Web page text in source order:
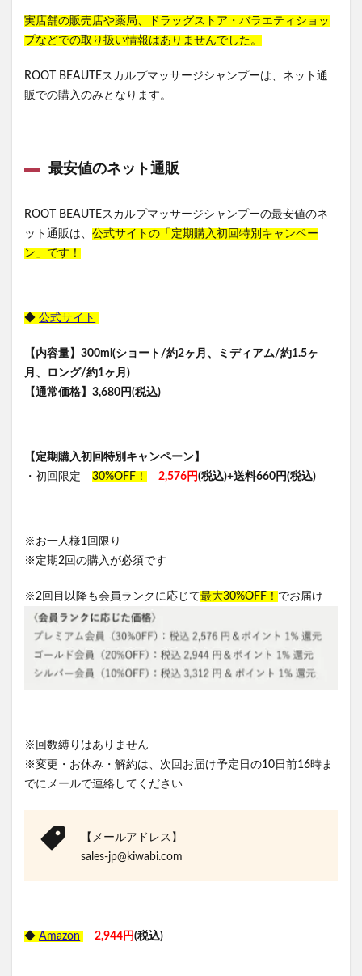
実店舗の販売店や薬局、ドラッグストア・バラエティショッ
プなどでの取り扱い情報はありませんでした。
ROOT BEAUTEスカルプマッサージシャンプーは、ネット通
販での購入のみとなります。
最安値のネット通販
ROOT BEAUTEスカルプマッサージシャンプーの最安値のネ
ット通販は、 公式サイトの「定期購入初回特別キャンペー
ン」です！
◆ 公式サイト
【内容量】300ml(ショート/約2ヶ月、ミディアム/約1.5ヶ
月、ロング/約1ヶ月)
【通常価格】3,680円(税込)
【定期購入初回特別キャンペーン】
・初回限定 30%OFF！ 2,576円(税込)+送料660円(税込)
※お一人様1回限り
※定期2回の購入が必須です
※2回目以降も会員ランクに応じて最大30%OFF！ でお届け
※回数縛りはありません
※変更・お休み・解約は、次回お届け予定日の10日前16時ま
でにメールで連絡してください
【メールアドレス】
sales-jp@kiwabi.com
◆ Amazon 2,944円(税込)